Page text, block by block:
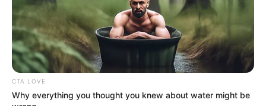
Gustavo Serpa, mayor accionista deMillonarios FC,
habló en La FM de RCN Radio sobre la contratación del
‘Tigre’y destacó un tema importante para los hinchas: el
precio de las boletas.
CTA LOVE
Why everything you thought you knew about water might be